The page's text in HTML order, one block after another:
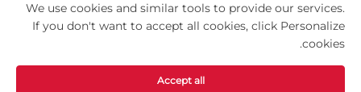
حقوق النشر © 2026 شركة الصين قوانغدونغ لقاعة المعدات الذكية المحدودة.
جميع الحقوق محفوظة. -سياسة الخصوصية
We use cookies and similar tools to provide our services.
If you don't want to accept all cookies, click Personalize
cookies.
Accept all